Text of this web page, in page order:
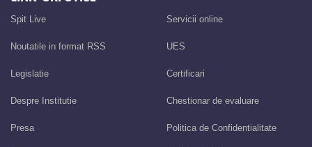
Spit Live
Noutatile in format RSS
Legislatie
Despre Institutie
Presa
Servicii online
UES
Certificari
Chestionar de evaluare
Politica de Confidentialitate